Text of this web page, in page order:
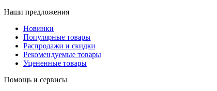
Наши предложения
Новинки
Популярные товары
Распродажи и скидки
Рекомендуемые товары
Уцененные товары
Помощь и сервисы